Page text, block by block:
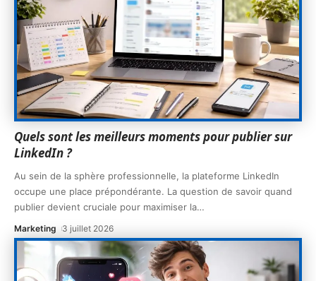
Quels sont les meilleurs moments pour publier sur
LinkedIn ?
Au sein de la sphère professionnelle, la plateforme LinkedIn
occupe une place prépondérante. La question de savoir quand
publier devient cruciale pour maximiser la…
Marketing 3 juillet 2026